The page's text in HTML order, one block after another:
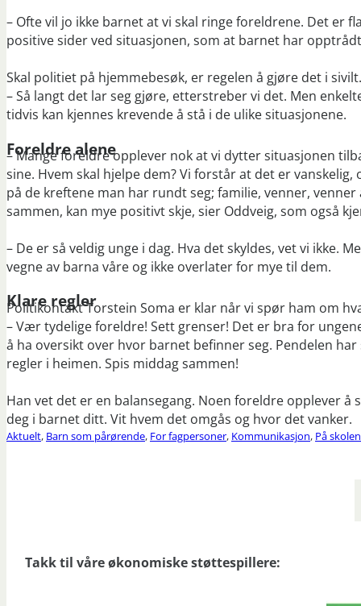
– Ofte vil jo ikke barnet at vi skal ringe foreldrene. Det er
positive sider ved situasjonen, som at barnet har
Skal politiet på hjemmebesøk, er regelen å gjøre det i sivilt.
– Så langt det lar seg gjøre, etterstreber vi det. Men
tidvis kan kjennes krevende å stå i de ulike situasjonene.
Foreldre alene
– Mange foreldre opplever nok at vi dytter situasjonen
sine. Hvem skal hjelpe dem? Vi forstår at det er
på de kreftene man har rundt seg; familie, venner,
sammen, kan mye positivt skje, sier Oddveig, som også
– De er så veldig unge i dag. Hva det skyldes, vet vi ikke.
vegne av barna våre og ikke overlater for mye til dem.
Klare regler
Politikontakt Torstein Soma er klar når vi spør ham om
– Vær tydelige foreldre! Sett grenser! Det er bra for
å ha oversikt over hvor barnet befinner seg. Pendelen
regler i heimen. Spis middag sammen!
Han vet det er en balansegang. Noen foreldre opplever
deg i barnet ditt. Vit hvem det omgås og hvor det vanker.
Aktuelt, Barn som pårørende, For fagpersoner, Kommunikasjon, På skolen
Takk til våre økonomiske støttespillere: